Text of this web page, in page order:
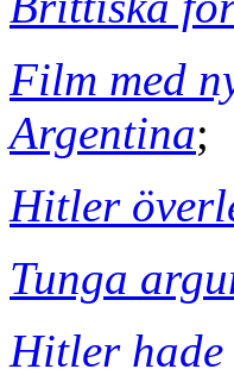
Film med
Argentina;
Hitler
Tunga
Hitler hade